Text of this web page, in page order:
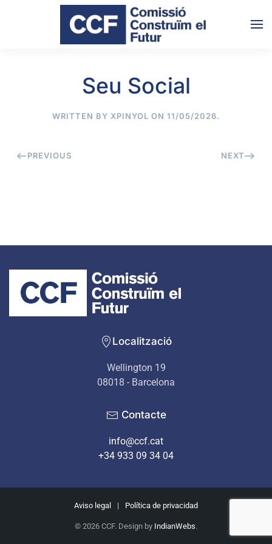
Skip to main content
Seu Social
WRITTEN BY XPINYOL ON 11/05/2026.
PREVIOUS NEXT
Localització
Wellington 19
08018 - Barcelona
Contacte
info@ccf.cat
+34 933 09 34 04
Aviso legal | Política de privacidad
© 2026 CCF. Design by IndianWebs.